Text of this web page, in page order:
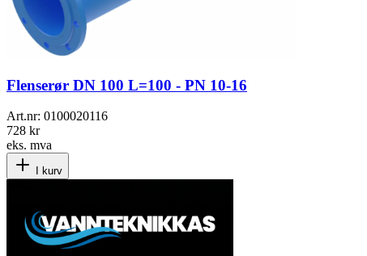
Flenserør DN 100 L=100 - PN 10-16
Art.nr: 0100020116
728 kr
eks. mva
I kurv